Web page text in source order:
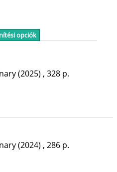
opciók
(2025) , 328 p.
(2024) , 286 p.